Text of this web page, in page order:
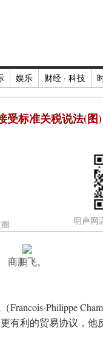
娱乐 财经 · 科技
受标准关税说法(图)
明声网
商鹏飞。
Francois-Philippe
有利的贸易协议，他